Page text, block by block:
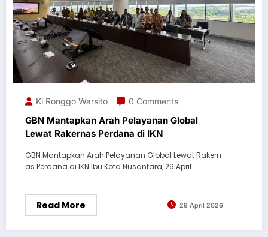
Ki Ronggo Warsito 0 Comments
GBN Mantapkan Arah Pelayanan Global
Lewat Rakernas Perdana di IKN
GBN Mantapkan Arah Pelayanan Global Lewat Rakern
as Perdana di IKN Ibu Kota Nusantara, 29 April…
Read More 29 April 2026